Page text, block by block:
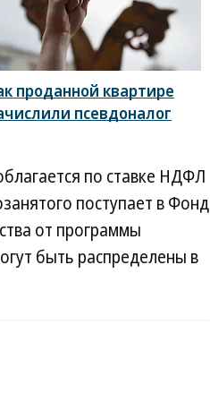
проданной квартире
псевдоналог
по ставке НДФЛ
поступает в Фонд
от программы
быть распределены в